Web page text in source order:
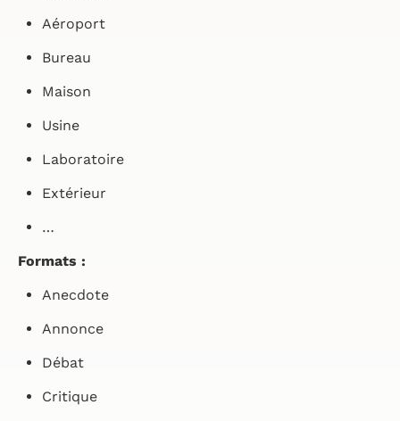
Aéroport
Bureau
Maison
Usine
Laboratoire
Extérieur
…
Formats :
Anecdote
Annonce
Débat
Critique